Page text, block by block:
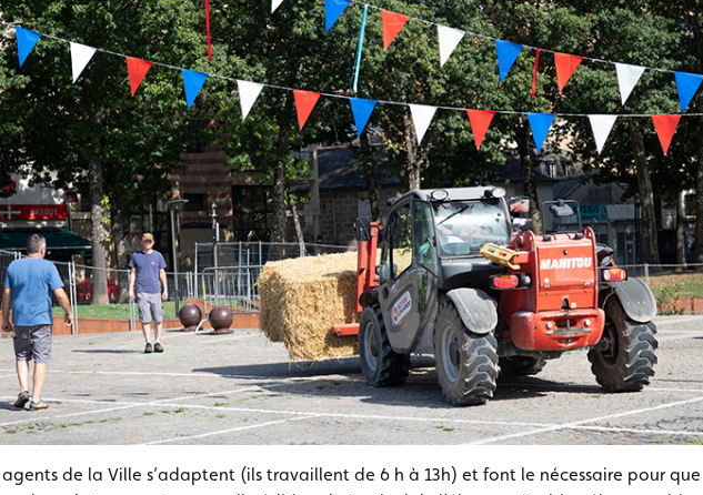
de la Ville s’adaptent (ils travaillent de 6 h à 13h) et font le nécessaire pour que